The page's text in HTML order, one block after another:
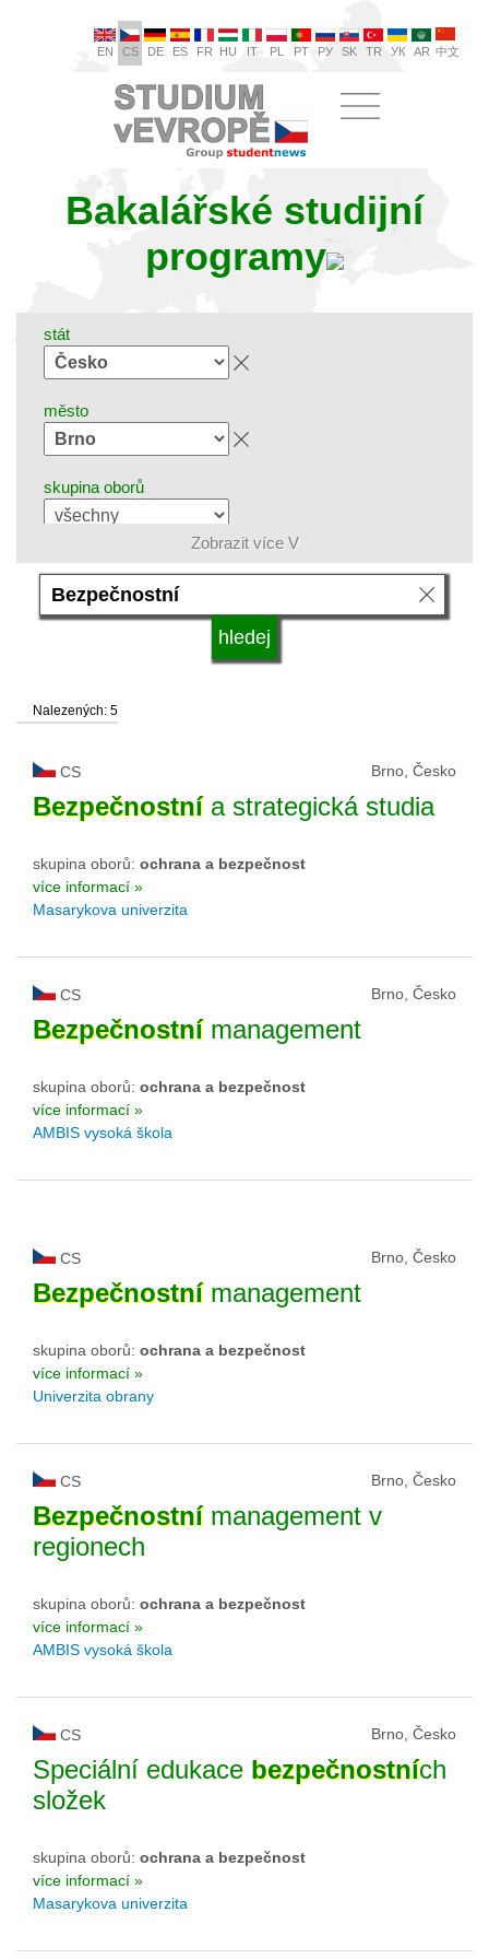
EN CS DE ES FR HU IT PL PT РУ SK TR УК AR 中文
Bakalářské studijní
programy
stát
město
skupina oborů
jazyk
status vysoké školy
Zobrazit více V
Nalezených: 5
CS Brno, Česko
Bezpečnostnía strategická studia
skupina oborů: ochrana a bezpečnost
více informací »
Masarykova univerzita
CS Brno, Česko
Bezpečnostnímanagement
skupina oborů: ochrana a bezpečnost
více informací »
AMBIS vysoká škola
CS Brno, Česko
Bezpečnostnímanagement
skupina oborů: ochrana a bezpečnost
více informací »
Univerzita obrany
CS Brno, Česko
Bezpečnostnímanagement v
regionech
skupina oborů: ochrana a bezpečnost
více informací »
AMBIS vysoká škola
CS Brno, Česko
Speciální edukace bezpečnostních
složek
skupina oborů: ochrana a bezpečnost
více informací »
Masarykova univerzita